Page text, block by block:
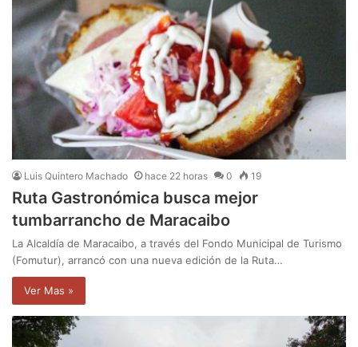
Luis Quintero Machado hace 22 horas 0 19
Ruta Gastronómica busca mejor
tumbarrancho de Maracaibo
La Alcaldía de Maracaibo, a través del Fondo Municipal de Turismo
(Fomutur), arrancó con una nueva edición de la Ruta…
Ver Mas »